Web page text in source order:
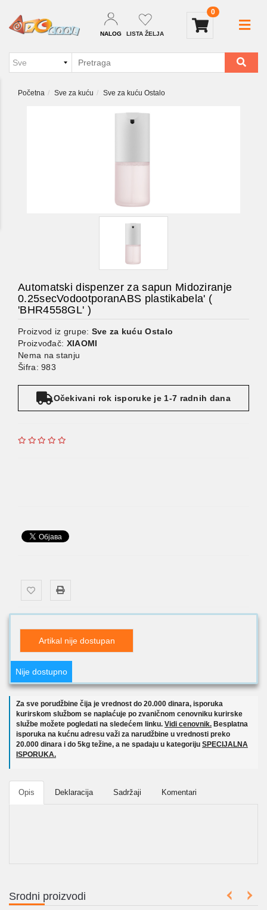
NALOG LISTA ŽELJA
0
Početna Sve za kuću Sve za kuću Ostalo
Automatski dispenzer za sapun Midoziranje
0.25secVodootporanABS plastikabela' (
'BHR4558GL' )
Proizvod iz grupe: Sve za kuću Ostalo
Proizvođač: XIAOMI
Nema na stanju
Šifra: 983
Očekivani rok isporuke je 1-7 radnih dana
Artikal nije dostupan
Nije dostupno
Za sve porudžbine čija je vrednost do 20.000 dinara, isporuka
kurirskom službom se naplaćuje po zvaničnom cenovniku kurirske
službe možete pogledati na sledećem linku. Vidi cenovnik. Besplatna
isporuka na kućnu adresu važi za narudžbine u vrednosti preko
20.000 dinara i do 5kg težine, a ne spadaju u kategoriju SPECIJALNA
ISPORUKA.
Opis Deklaracija Sadržaji Komentari
Srodni proizvodi